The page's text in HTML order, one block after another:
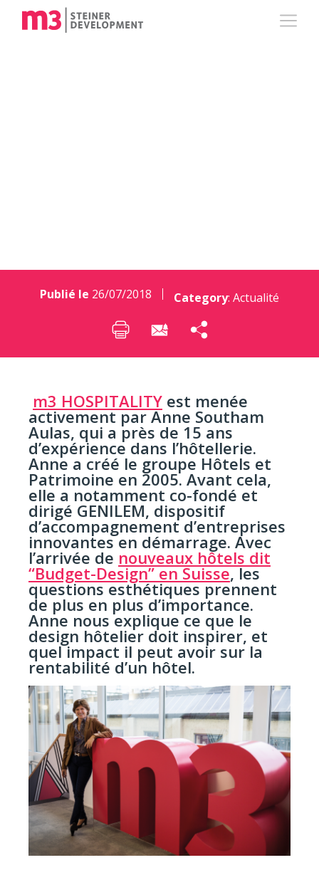
Publié le 26/07/2018 Category: Actualité
m3 HOSPITALITY est menée
activement par Anne Southam
Aulas, qui a près de 15 ans
d’expérience dans l’hôtellerie.
Anne a créé le groupe Hôtels et
Patrimoine en 2005. Avant cela,
elle a notamment co-fondé et
dirigé GENILEM, dispositif
d’accompagnement d’entreprises
innovantes en démarrage. Avec
l’arrivée de nouveaux hôtels dit
“Budget-Design” en Suisse, les
questions esthétiques prennent
de plus en plus d’importance.
Anne nous explique ce que le
design hôtelier doit inspirer, et
quel impact il peut avoir sur la
rentabilité d’un hôtel.